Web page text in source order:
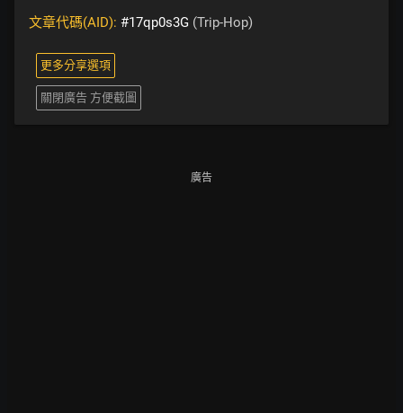
文章代碼(AID): #17qp0s3G (Trip-Hop)
更多分享選項
關閉廣告 方便截圖
廣告